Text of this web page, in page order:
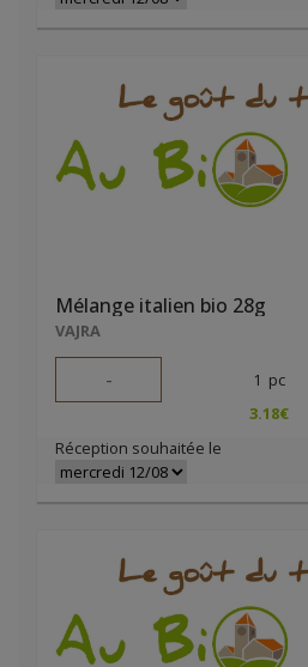
Mélange italien bio 28g
VAJRA
- 1 pc
3.18€
Réception souhaitée le